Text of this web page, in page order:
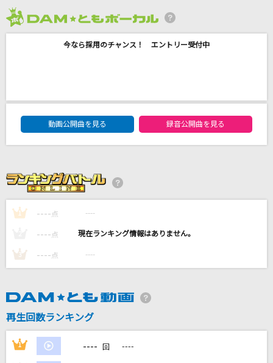
[生音]SISTER
わたがし
back number
M!LK
DAMの新曲・ランキングなど
DAMに会員登録・ログインして
カラオケをもっと楽しもう！
今なら採用のチャンス！ エントリー受付中
DAM★ともボーカルエントリーランキング
動画公開曲を見る
録音公開曲を見る
1 ---- 点 ----
---- 点 ----
3 ---- 点 ----
再生回数ランキング
1 ---- 回 ----